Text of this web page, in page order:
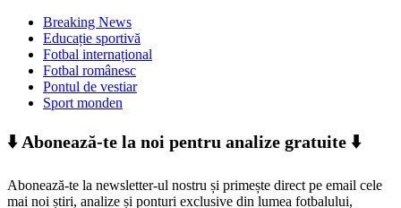
Breaking News
Educație sportivă
Fotbal internațional
Fotbal românesc
Pontul de vestiar
Sport monden
⬇️ Abonează-te la noi pentru analize gratuite ⬇️
Abonează-te la newsletter-ul nostru și primește direct pe email cele
mai noi știri, analize și ponturi exclusive din lumea fotbalului,